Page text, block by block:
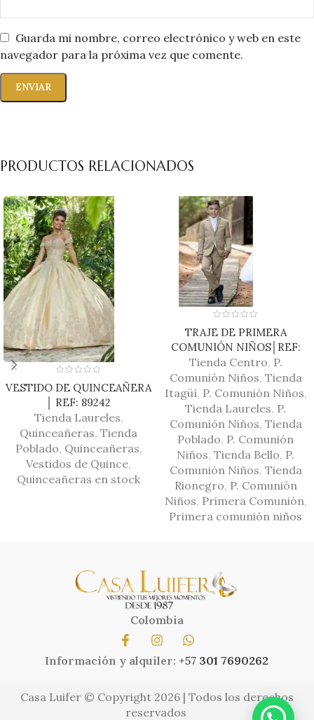
Guarda mi nombre, correo electrónico y web en este
navegador para la próxima vez que comente.
PRODUCTOS RELACIONADOS
VESTIDO DE QUINCEAÑERA
│ REF: 89242
Tienda Laureles,
Quinceañeras, Tienda
Poblado, Quinceañeras,
Vestidos de Quince,
Quinceañeras en stock
TRAJE DE PRIMERA
COMUNIÓN NIÑOS│REF:
D1010
Tienda Centro, P.
Comunión Niños, Tienda
Itagüí, P. Comunión Niños,
Tienda Laureles, P.
Comunión Niños, Tienda
Poblado, P. Comunión
Niños, Tienda Bello, P.
Comunión Niños, Tienda
Rionegro, P. Comunión
Niños, Primera Comunión,
Primera comunión niños
Colombia
Información y alquiler: +57 301 7690262
Casa Luifer © Copyright 2026 | Todos los derechos
reservados